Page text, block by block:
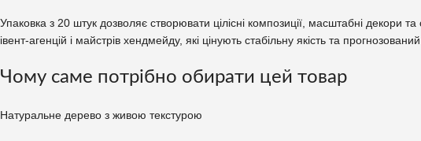
Упаковка з 20 штук дозволяє створювати цілісні композиції, масштабні декори
івент-агенцій і майстрів хендмейду, які цінують стабільну якість та
Чому саме потрібно обирати цей товар
Натуральне дерево з живою текстурою